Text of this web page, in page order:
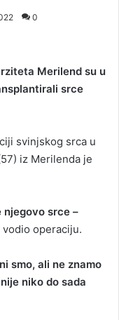
0
Merilend su u
srce
svinjskog srca u
iz Merilenda je
njegovo srce –
operaciju.
smo, ali ne znamo
niko do sada